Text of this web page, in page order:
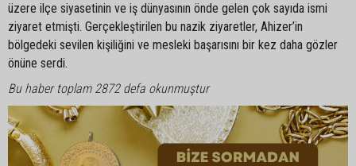
üzere ilçe siyasetinin ve iş dünyasının önde gelen çok sayıda ismi
ziyaret etmişti. Gerçekleştirilen bu nazik ziyaretler, Ahizer’in
bölgedeki sevilen kişiliğini ve mesleki başarısını bir kez daha gözler
önüne serdi.
Bu haber toplam 2872 defa okunmuştur